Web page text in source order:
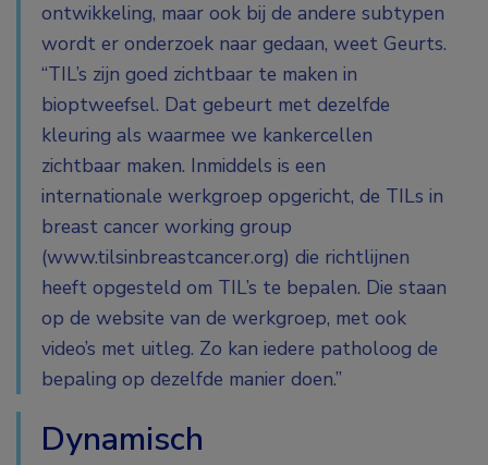
ontwikkeling, maar ook bij de andere subtypen
wordt er onderzoek naar gedaan, weet Geurts.
“TIL’s zijn goed zichtbaar te maken in
bioptweefsel. Dat gebeurt met dezelfde
kleuring als waarmee we kankercellen
zichtbaar maken. Inmiddels is een
internationale werkgroep opgericht, de TILs in
breast cancer working group
(www.tilsinbreastcancer.org) die richtlijnen
heeft opgesteld om TIL’s te bepalen. Die staan
op de website van de werkgroep, met ook
video’s met uitleg. Zo kan iedere patholoog de
bepaling op dezelfde manier doen.”
Dynamisch